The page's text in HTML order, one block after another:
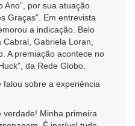
Ano”, por sua atuação
Graças”. Em entrevista
a indicação. Belo
Gabriela Loran,
A premiação acontece no
da Rede Globo.
falou sobre a experiência
verdade! Minha primeira